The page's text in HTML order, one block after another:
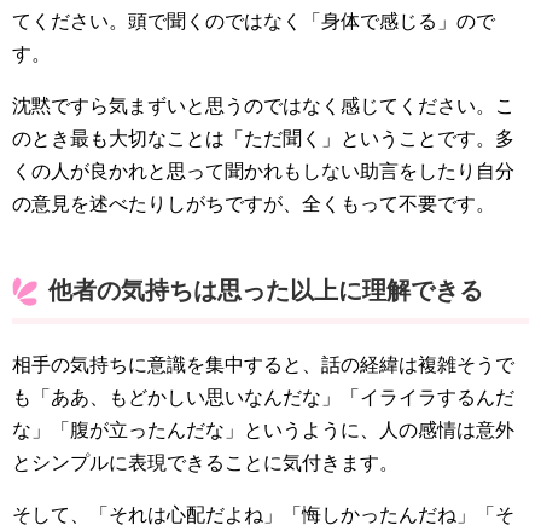
てください。頭で聞くのではなく「身体で感じる」ので
す。
沈黙ですら気まずいと思うのではなく感じてください。こ
のとき最も大切なことは「ただ聞く」ということです。多
くの人が良かれと思って聞かれもしない助言をしたり自分
の意見を述べたりしがちですが、全くもって不要です。
他者の気持ちは思った以上に理解できる
相手の気持ちに意識を集中すると、話の経緯は複雑そうで
も「ああ、もどかしい思いなんだな」「イライラするんだ
な」「腹が立ったんだな」というように、人の感情は意外
とシンプルに表現できることに気付きます。
そして、「それは心配だよね」「悔しかったんだね」「そ